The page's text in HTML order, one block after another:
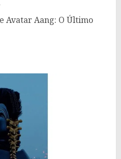
Avatar Aang: O Último